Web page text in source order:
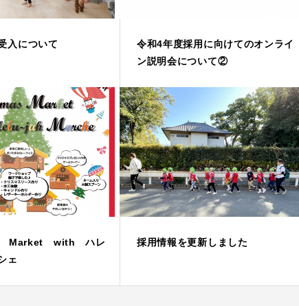
入について
令和4年度採用に向けてのオンライ
ン説明会について②
Market with ハレ
ェ
採用情報を更新しました